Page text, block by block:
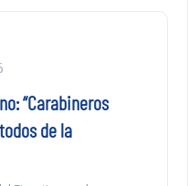
“Carabineros
de la